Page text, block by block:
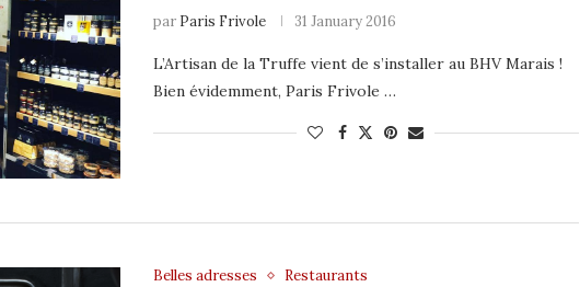
par Paris Frivole 31 January 2016
L’Artisan de la Truffe vient de s’installer au BHV Marais !
Bien évidemment, Paris Frivole …
Belles adresses Restaurants